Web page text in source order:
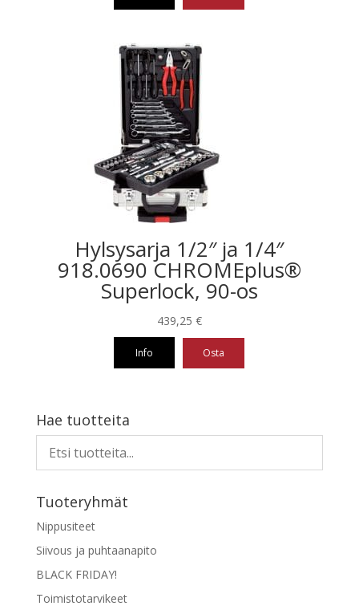
601,13 €.
338,79 €.
Hylsysarja 1/2″ ja 1/4″
918.0690 CHROMEplus®
Superlock, 90-os
439,25 €
Info Osta
Hae tuotteita
Tuoteryhmät
Nippusiteet
Siivous ja puhtaanapito
BLACK FRIDAY!
Toimistotarvikeet